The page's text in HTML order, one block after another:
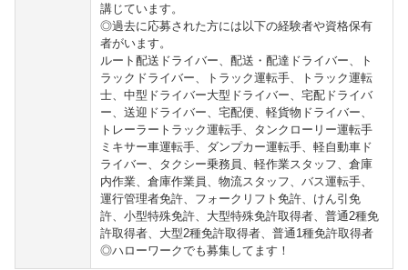
講じています。
◎過去に応募された方には以下の経験者や資格保有
者がいます。
ルート配送ドライバー、配送・配達ドライバー、ト
ラックドライバー、トラック運転手、トラック運転
士、中型ドライバー大型ドライバー、宅配ドライバ
ー、送迎ドライバー、宅配便、軽貨物ドライバー、
トレーラートラック運転手、タンクローリー運転手
ミキサー車運転手、ダンプカー運転手、軽自動車ド
ライバー、タクシー乗務員、軽作業スタッフ、倉庫
内作業、倉庫作業員、物流スタッフ、バス運転手、
運行管理者免許、フォークリフト免許、けん引免
許、小型特殊免許、大型特殊免許取得者、普通2種免
許取得者、大型2種免許取得者、普通1種免許取得者
◎ハローワークでも募集してます！